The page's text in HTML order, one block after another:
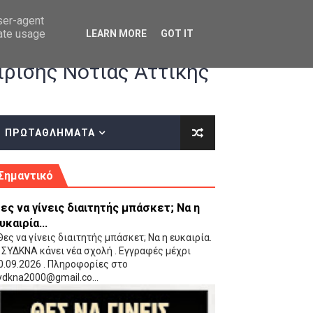
οδηγίες επί του ΚΑΝΟΝΙΣΜΟΥ ΕΓΓΡΑΦΩΝ-ΜΕΤΑΓΡΑΦΩΝ ΤΗΣ
(VIDEO)
Νότιας Αττικής
ΠΡΩΤΑΘΛΗΜΑΤΑ
να γίνεις διαιτητής μπάσκετ; Να η
να γίνεις διαιτητής μπάσκετ; Να η ευκαιρία.
κάνει νέα σχολή . Εγγραφές μέχρι
. Πληροφορίες στο
agent
usage
LEARN MORE GOT IT